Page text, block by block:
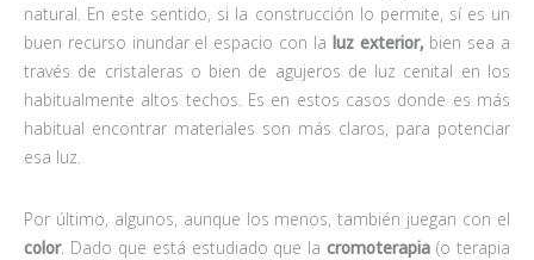
natural. En este sentido, si la construcción lo permite, sí es un
buen recurso inundar el espacio con la luz exterior, bien sea a
través de cristaleras o bien de agujeros de luz cenital en los
habitualmente altos techos. Es en estos casos donde es más
habitual encontrar materiales son más claros, para potenciar
esa luz.
Por último, algunos, aunque los menos, también juegan con el
color. Dado que está estudiado que lacromoterapia (o terapia